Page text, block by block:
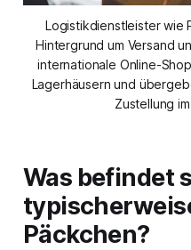
Logistikdienstleister wie
Hintergrund um Versand
internationale Online-
Lagerhäusern und
Zustellung
Was befindet
Päckchen?